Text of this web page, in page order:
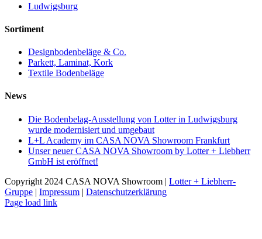
Ludwigsburg
Sortiment
Designbodenbeläge & Co.
Parkett, Laminat, Kork
Textile Bodenbeläge
News
Die Bodenbelag-Ausstellung von Lotter in Ludwigsburg
wurde modernisiert und umgebaut
L+L Academy im CASA NOVA Showroom Frankfurt
Unser neuer CASA NOVA Showroom by Lotter + Liebherr
GmbH ist eröffnet!
Copyright 2024 CASA NOVA Showroom | Lotter + Liebherr-
Gruppe | Impressum | Datenschutzerklärung
Instagram
Facebook
E-
Page load link